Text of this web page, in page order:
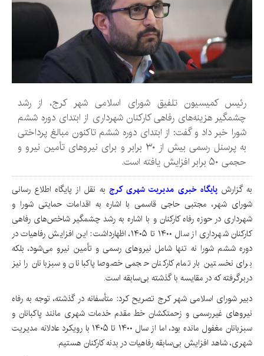
رئیس کمیسیون تلفیق شورای اسلامی شهر کرج، از رشد
چشمگیر هزینه‌های رفاهی کارکنان شهرداری از ابتدای دوره ششم
شورا خبر داد و گفت: از ابتدای دوره ششم تاکنون مبالغ پرداختی
به پرسنل رسمی بیش از ۳۰ برابر و برای نیروهای تأمین نیرو و
حجمی ۵۰ برابر افزایش یافته است.
به گزارش پایگاه خبری مدیریت شهری کرج به نقل از پایگاه اطلاع رسانی
شورای شهر، مجتبی حاجی قاسمی با اشاره به اقدامات حمایتی شورا و
شهرداری در حوزه رفاه کارکنان و با اشاره به رشد چشمگیر شاخص‌های رفاهی
کارکنان شهرداری از سال ۱۴۰۰ تا ۱۴۰۵، اظهارداشت: این افزایش رفاهیات در
دوره ششم شورا نه تنها شامل نیروهای رسمی و تأمین نیرو می‌شود، بلکه
برای نخستین بار تمام کارکنان حجمی خصوصا پاکبانان و سبزبانان را نیز
دربرگرفته که در مقایسه با گذشته بی‌سابقه است.
دبیر شورای اسلامی شهر کرج تصریح کرد: متأسفانه در گذشته، توجه به رفاه
نیروهای غیررسمی و زحمتکشان خط مقدم خدمات شهری مانند پاکبانان و
سبزبانان مغفول مانده بود، اما از سال ۱۴۰۰ تا ۱۴۰۵ با رویکرد عادلانه مدیریت
شهری، شاهد افزایش بی‌سابقه رفاهیات در بدنه کارکنان هستیم.